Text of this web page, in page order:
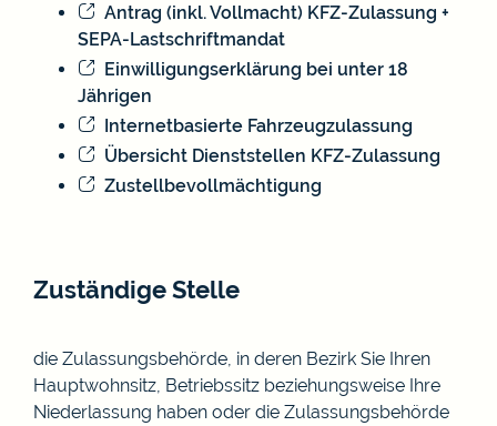
Antrag (inkl. Vollmacht) KFZ-Zulassung +
SEPA-Lastschriftmandat
Einwilligungserklärung bei unter 18
Jährigen
Internetbasierte Fahrzeugzulassung
Übersicht Dienststellen KFZ-Zulassung
Zustellbevollmächtigung
Zuständige Stelle
die Zulassungsbehörde, in deren Bezirk Sie Ihren
Hauptwohnsitz, Betriebssitz beziehungsweise Ihre
Niederlassung haben oder die Zulassungsbehörde